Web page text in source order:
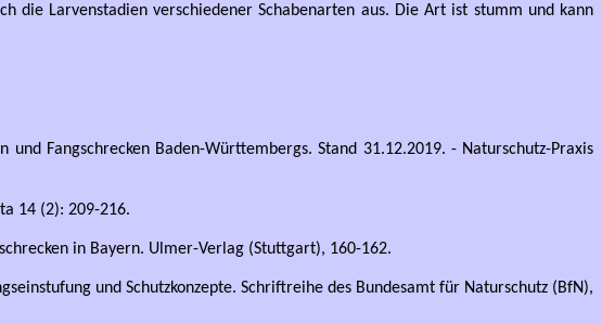
die Larvenstadien verschiedener Schabenarten aus. Die Art ist stumm und kann
Fangschrecken Baden-Württembergs. Stand 31.12.2019. - Naturschutz-Praxis
14 (2): 209-216.
in Bayern. Ulmer-Verlag (Stuttgart), 160-162.
und Schutzkonzepte. Schriftreihe des Bundesamt für Naturschutz (BfN),